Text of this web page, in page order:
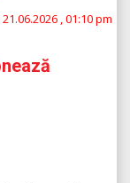
21.06.2026 , 01:10 pm